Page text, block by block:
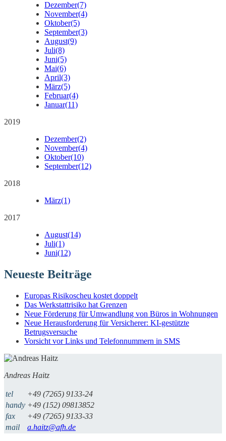
Dezember(7)
November(4)
Oktober(5)
September(3)
August(9)
Juli(8)
Juni(5)
Mai(6)
April(3)
März(5)
Februar(4)
Januar(11)
2019
Dezember(2)
November(4)
Oktober(10)
September(12)
2018
März(1)
2017
August(14)
Juli(1)
Juni(12)
Neueste Beiträge
Europas Risikoscheu kostet doppelt
Das Werkstattrisiko hat Grenzen
Neue Förderung für Umwandlung von Büros in Wohnungen
Neue Herausforderung für Versicherer: KI-gestützte
Betrugsversuche
Vorsicht vor Links und Telefonnummern in SMS
Andreas Haitz
tel
+49 (7265) 9133-24
handy +49 (152) 09813852
fax
+49 (7265) 9133-33
mail
a.haitz@afh.de